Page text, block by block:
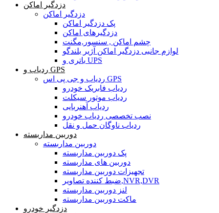
دزدگیر اماکن
دزدگیر اماکن
پک دزدگیر اماکن
دزدگیرهای اماکن
چشم اماکن , سنسور,مگنت
لوازم جانبی دزدگیر اماکن آژیر بلندگو
باتری و UPS
ردیاب و GPS
ردیاب و جی پی اس GPS
ردیاب فابریک خودرو
ردیاب موتور سیکلت
ردیاب آهنربایی
نصب تخصصی ردیاب خودرو
ردیاب ناوگان حمل و نقل
دوربین مداربسته
دوربین مداربسته
پک دوربین مداربسته
دوربین های مداربسته
تجهیزات دوربین مداربسته
ضبط کننده تصاویر,NVR,DVR
لنز دوربین مداربسته
ماکت دوربین مداربسته
دزدگیر خودرو